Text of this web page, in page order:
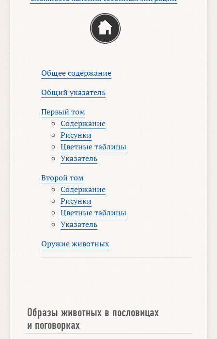
Общее содержание
Общий указатель
Первый том
Содержание
Рисунки
Цветные таблицы
Указатель
Второй том
Содержание
Рисунки
Цветные таблицы
Указатель
Оружие животных
Образы животных в пословицах
и поговорках